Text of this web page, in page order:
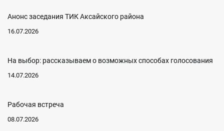
Анонс заседания ТИК Аксайского района
16.07.2026
На выбор: рассказываем о возможных способах голосования
14.07.2026
Рабочая встреча
08.07.2026